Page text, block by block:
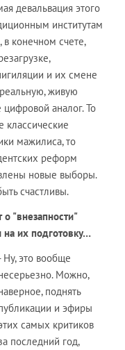
девальвация этого
институтам
конечном счете,
и их смене
живую
аналог. То
классические
мажилиса, то
реформ
новые выборы.
счастливы.
"внезапности"
их подготовку…
Ну, это вообще
Можно,
поднять
и эфиры
самых критиков
последний год,